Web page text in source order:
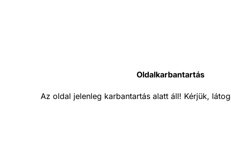
Oldalkarbantartás
Az oldal jelenleg karbantartás alatt áll! Kérjük,